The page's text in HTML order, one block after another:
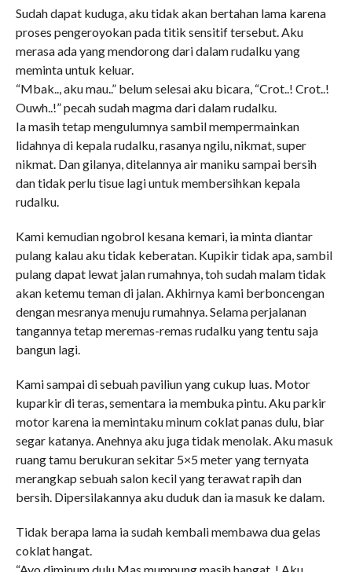
Sudah dapat kuduga, aku tidak akan bertahan lama karena
proses pengeroyokan pada titik sensitif tersebut. Aku
merasa ada yang mendorong dari dalam rudalku yang
meminta untuk keluar.
“Mbak.., aku mau..” belum selesai aku bicara, “Crot..! Crot..!
Ouwh..!” pecah sudah magma dari dalam rudalku.
Ia masih tetap mengulumnya sambil mempermainkan
lidahnya di kepala rudalku, rasanya ngilu, nikmat, super
nikmat. Dan gilanya, ditelannya air maniku sampai bersih
dan tidak perlu tisue lagi untuk membersihkan kepala
rudalku.
Kami kemudian ngobrol kesana kemari, ia minta diantar
pulang kalau aku tidak keberatan. Kupikir tidak apa, sambil
pulang dapat lewat jalan rumahnya, toh sudah malam tidak
akan ketemu teman di jalan. Akhirnya kami berboncengan
dengan mesranya menuju rumahnya. Selama perjalanan
tangannya tetap meremas-remas rudalku yang tentu saja
bangun lagi.
Kami sampai di sebuah paviliun yang cukup luas. Motor
kuparkir di teras, sementara ia membuka pintu. Aku parkir
motor karena ia memintaku minum coklat panas dulu, biar
segar katanya. Anehnya aku juga tidak menolak. Aku masuk
ruang tamu berukuran sekitar 5×5 meter yang ternyata
merangkap sebuah salon kecil yang terawat rapih dan
bersih. Dipersilakannya aku duduk dan ia masuk ke dalam.
Tidak berapa lama ia sudah kembali membawa dua gelas
coklat hangat.